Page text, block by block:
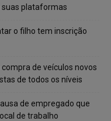
plataformas
o filho tem inscrição
compra de veículos novos
de todos os níveis
de empregado que
de trabalho